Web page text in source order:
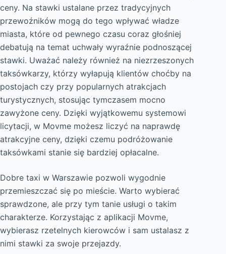
ceny. Na stawki ustalane przez tradycyjnych
przewoźników mogą do tego wpływać władze
miasta, które od pewnego czasu coraz głośniej
debatują na temat uchwały wyraźnie podnoszącej
stawki. Uważać należy również na niezrzeszonych
taksówkarzy, którzy wyłapują klientów choćby na
postojach czy przy popularnych atrakcjach
turystycznych, stosując tymczasem mocno
zawyżone ceny. Dzięki wyjątkowemu systemowi
licytacji, w Movme możesz liczyć na naprawdę
atrakcyjne ceny, dzięki czemu podróżowanie
taksówkami stanie się bardziej opłacalne.
Dobre taxi w Warszawie pozwoli wygodnie
przemieszczać się po mieście. Warto wybierać
sprawdzone, ale przy tym tanie usługi o takim
charakterze. Korzystając z aplikacji Movme,
wybierasz rzetelnych kierowców i sam ustalasz z
nimi stawki za swoje przejazdy.